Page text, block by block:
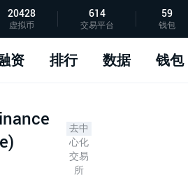
20428
虚拟币
614
交易平台
59
钱包
资 排行 数据 钱包
去中
心化
交易
所